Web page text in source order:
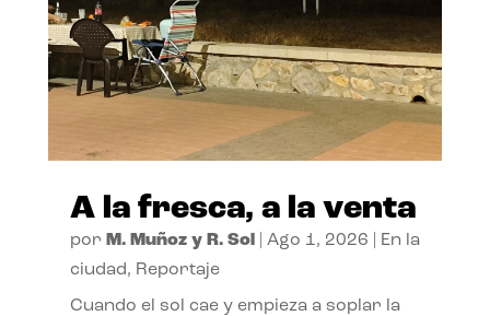
A la fresca, a la venta
por M. Muñoz y R. Sol| Ago 1, 2026
En la
ciudad, Reportaje
Cuando el sol cae y empieza a soplar la